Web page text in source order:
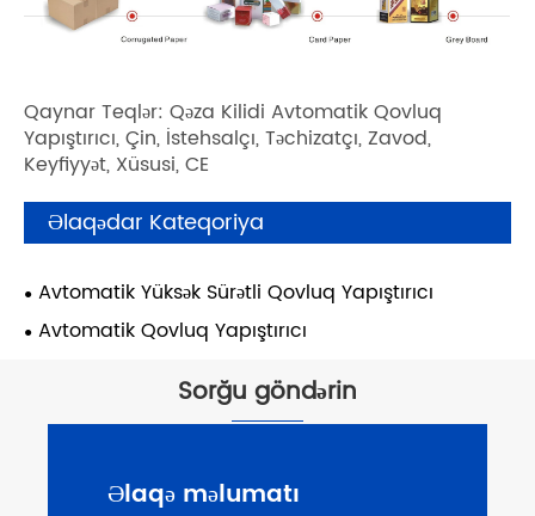
Qaynar Teqlər: Qəza Kilidi Avtomatik Qovluq
Yapıştırıcı, Çin, İstehsalçı, Təchizatçı, Zavod,
Keyfiyyət, Xüsusi, CE
Əlaqədar Kateqoriya
Avtomatik Yüksək Sürətli Qovluq Yapıştırıcı
Avtomatik Qovluq Yapıştırıcı
Sorğu göndərin
Əlaqə məlumatı